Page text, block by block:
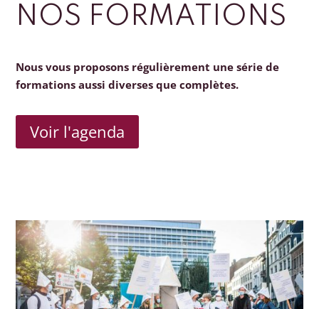
NOS FORMATIONS
Nous vous proposons régulièrement une série de
formations aussi diverses que complètes.
Voir l'agenda